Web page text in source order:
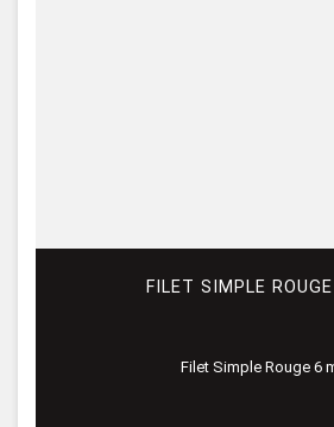
FILET SIMPLE
Filet Simple Rouge 6